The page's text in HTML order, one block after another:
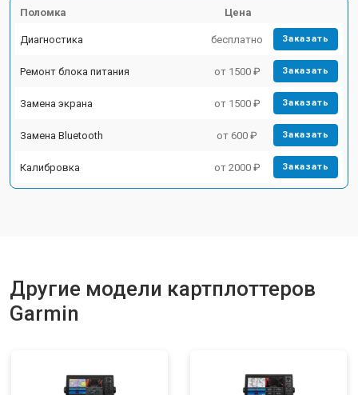
Поломка Цена
Диагностика бесплатно Заказать
Ремонт блока питания от 1500 ₽ Заказать
Замена экрана от 1500 ₽ Заказать
Замена Bluetooth от 600 ₽ Заказать
Калибровка от 2000 ₽ Заказать
Другие модели картплоттеров
Garmin